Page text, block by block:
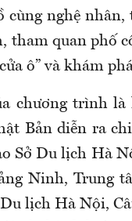
cùng nghệ
tham quan phố
ô” và khám
chương trình là
Bản diễn ra
Sở Du lịch Hà
Ninh, Trung
lịch Hà Nội,